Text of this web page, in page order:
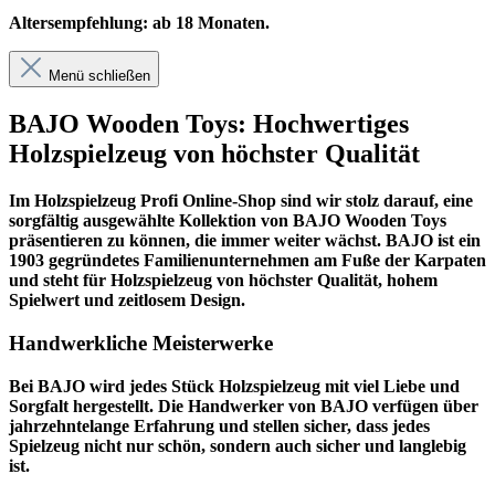
Altersempfehlung: ab 18 Monaten.
Menü schließen
BAJO Wooden Toys: Hochwertiges
Holzspielzeug von höchster Qualität
Im Holzspielzeug Profi Online-Shop sind wir stolz darauf, eine
sorgfältig ausgewählte Kollektion von BAJO Wooden Toys
präsentieren zu können, die immer weiter wächst. BAJO ist ein
1903 gegründetes Familienunternehmen am Fuße der Karpaten
und steht für Holzspielzeug von höchster Qualität, hohem
Spielwert und zeitlosem Design.
Handwerkliche Meisterwerke
Bei BAJO wird jedes Stück Holzspielzeug mit viel Liebe und
Sorgfalt hergestellt. Die Handwerker von BAJO verfügen über
jahrzehntelange Erfahrung und stellen sicher, dass jedes
Spielzeug nicht nur schön, sondern auch sicher und langlebig
ist.